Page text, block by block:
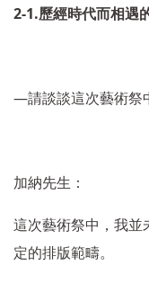
2-1.歷經時代而相遇
―請談談這次藝術祭
加納先生：
這次藝術祭中，我並
定的排版範疇。